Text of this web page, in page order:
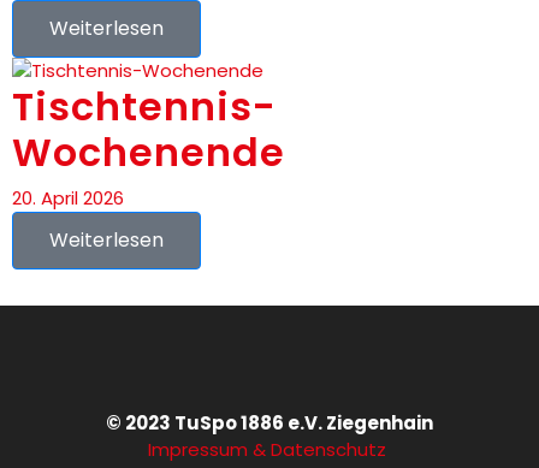
Weiterlesen
Tischtennis-
Wochenende
20. April 2026
Weiterlesen
© 2023 TuSpo 1886 e.V. Ziegenhain
Impressum & Datenschutz